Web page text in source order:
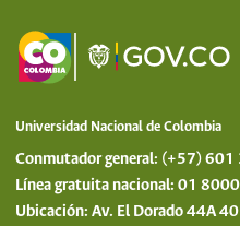
Universidad Nacional de Colombia
Conmutador general: (+57)
Línea gratuita nacional: 01
Ubicación: Av. El Dorado 44A 40